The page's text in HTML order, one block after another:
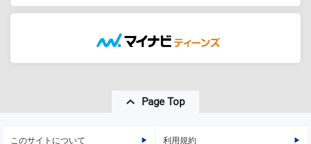
Page Top
このサイトについて 利用規約